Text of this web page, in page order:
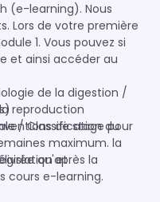
Nous
Lors de votre première
1. Vous pouvez si
et ainsi accéder au
de la digestion /
reproduction
/ Classification du
et
de stage pour
maximum. la
qu'après la
cours e-learning.